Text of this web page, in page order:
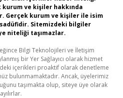
ve kişiler hakkında
Gerçek kurum ve kişiler ile isim
Sitemizdeki bilgiler
niteliği taşımazlar.
Bilgi Teknolojileri ve İletişim
bir Yer Sağlayıcı olarak hizmet
içerikleri proaktif olarak denetleme
bulunmamaktadır. Ancak, üyelerimiz
taşımakta olup, siteye üye olarak